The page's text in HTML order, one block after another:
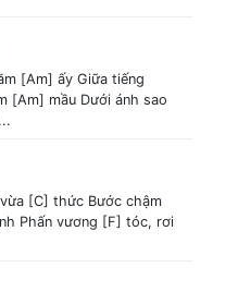
[Am] ấy Giữa tiếng
[Am] mầu Dưới ánh sao
[C] thức Bước chậm
Phấn vương [F] tóc, rơi